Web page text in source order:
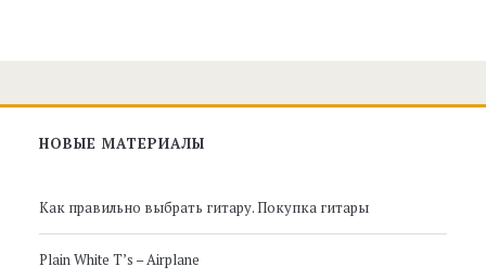
Главная
панель
НОВЫЕ МАТЕРИАЛЫ
Как правильно выбрать гитару. Покупка гитары
Plain White T’s – Airplane